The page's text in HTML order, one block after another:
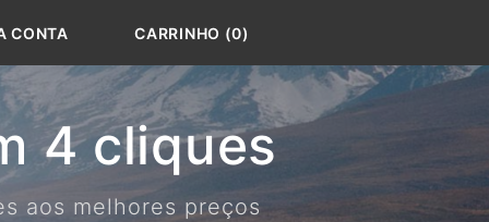
CONTA CARRINHO (0)
4 cliques
aos melhores preços